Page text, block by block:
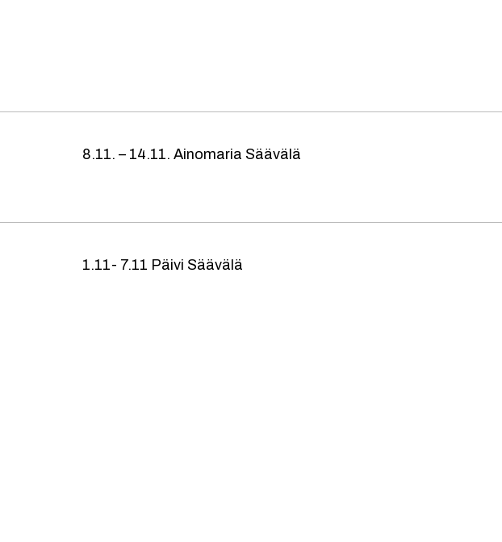
8.11. – 14.11. Ainomaria Säävälä
1.11- 7.11 Päivi Säävälä